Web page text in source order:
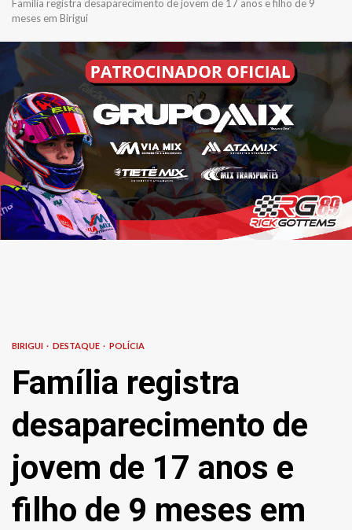
Família registra desaparecimento de jovem de 17 anos e filho de 9
meses em Birigui
BIRIGUI DESTAQUE POLÍCIA
Família registra
desaparecimento de
jovem de 17 anos e
filho de 9 meses em